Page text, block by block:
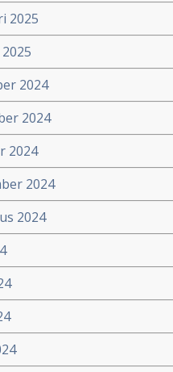
2025
2024
2024
2024
2024
2024